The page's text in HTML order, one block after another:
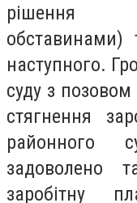
рішення
обставинами)
наступного.
суду з
стягнення
районного
задоволено
заробітну